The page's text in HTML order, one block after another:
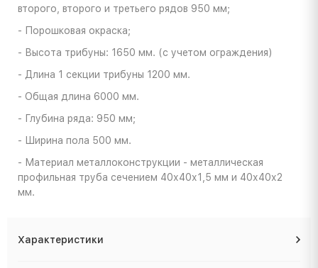
второго, второго и третьего рядов 950 мм;
- Порошковая окраска;
- Высота трибуны: 1650 мм. (с учетом ограждения)
- Длина 1 секции трибуны 1200 мм.
- Общая длина 6000 мм.
- Глубина ряда: 950 мм;
- Ширина пола 500 мм.
- Материал металлоконструкции - металлическая
профильная труба сечением 40х40х1,5 мм и 40х40х2
мм.
Характеристики